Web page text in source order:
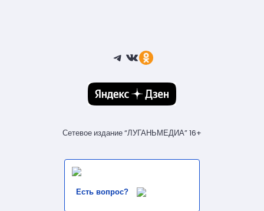
Telegram
ВКонтакте
Ссылка
Сетевое издание “ЛУГАНЬМЕДИА” 16+
Есть вопрос?